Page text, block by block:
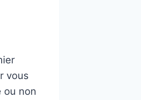
vous
ou non